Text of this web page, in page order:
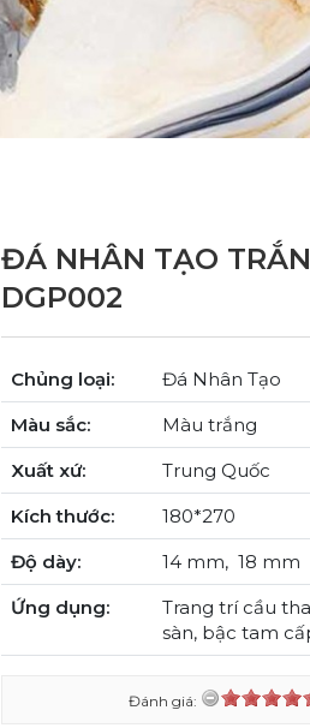
ĐÁ NHÂN TẠO
DGP002
Chủng loại:
Đá Nhân Tạo
Màu sắc:
Màu trắng
Xuất xứ:
Trung Quốc
Kích thước:
180*270
Độ dày:
14 mm, 18 mm
Ứng dụng:
Trang trí cầu
sàn, bậc tam
Đánh giá: